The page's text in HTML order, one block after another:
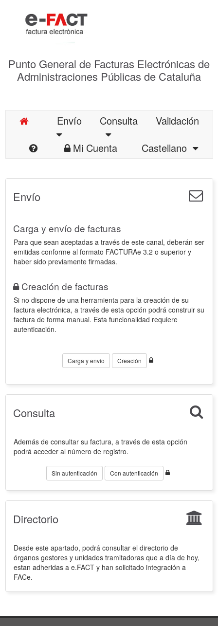
Punto General de Facturas Electrónicas de
Administraciones Públicas de Cataluña
Envío Consulta
Validación
Mi Cuenta
Castellano
Envío
Carga y envío de facturas
Para que sean aceptadas a través de este canal, deberán ser
emitidas conforme al formato FACTURAe 3.2 o superior y
haber sido previamente firmadas.
Creación de facturas
Si no dispone de una herramienta para la creación de su
factura electrónica, a través de esta opción podrá construir su
factura de forma manual. Esta funcionalidad requiere
autenticación.
Carga y envío Creación
Consulta
Además de consultar su factura, a través de esta opción
podrá acceder al número de registro.
Sin autenticación Con autenticación
Directorio
Desde este apartado, podrá consultar el directorio de
órganos gestores y unidades tramitadoras que a día de hoy,
estan adheridas a e.FACT y han solicitado integración a
FACe.